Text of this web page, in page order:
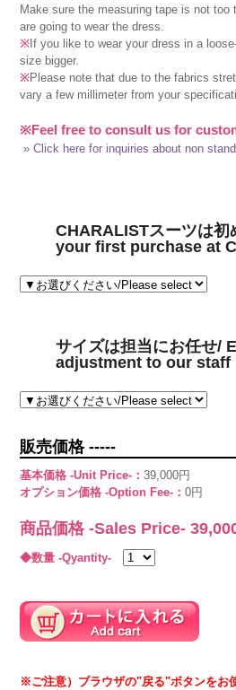
Make sure the measuring tape is not
are going to wear the dress.
※ If you like to wear your dress in a
size bigger.
※Please note that due to the fabrics
vary a few millimeter from your
※Feel free to consult us for
» Click here for inquiries about non
CHARALISTスーツは
your first purchase at
サイズは担当にお任せ/
adjustment to our staff
販売価格 -----
基本価格 -Unit Price-：39,000円
オプション価格 -Option Fee-：0円
商品価格 -Sales Price-
◆数量 -Qyantity-
※ご注意）ブラウザの"戻る"ボタンをお